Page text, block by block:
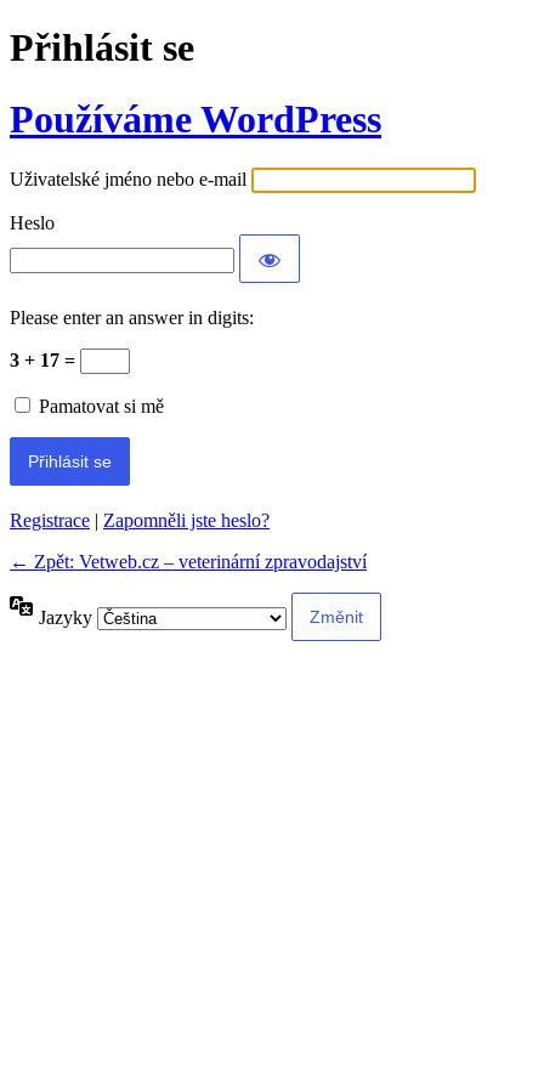
Přihlásit se
Používáme WordPress
Uživatelské jméno nebo e-mail
Heslo
Please enter an answer in digits:
3 + 17 =
Pamatovat si mě
Registrace | Zapomněli jste heslo?
← Zpět: Vetweb.cz – veterinární zpravodajství
Jazyky